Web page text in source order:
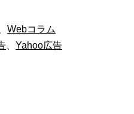
Webコラム
Yahoo広告